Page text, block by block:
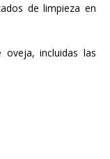
de limpieza en
incluidas las